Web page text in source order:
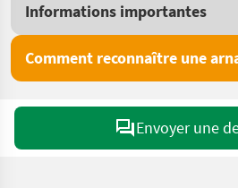
Informations importantes
Comment reconnaître une
Envoyer une